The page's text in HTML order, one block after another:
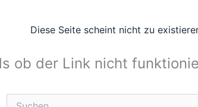
Diese Seite scheint nicht zu
ob der Link nicht